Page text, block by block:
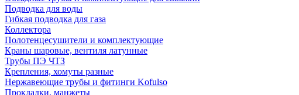
Подводка для воды
Гибкая подводка для газа
Коллектора
Полотенцесушители и комплектующие
Краны шаровые, вентиля латунные
Трубы ПЭ ЧТЗ
Крепления, хомуты разные
Нержавеющие трубы и фитинги Kofulso
Прокладки, манжеты